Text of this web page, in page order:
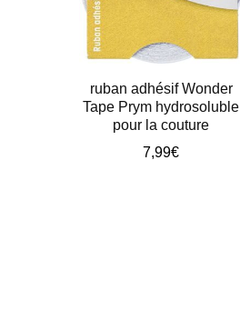
ruban adhésif Wonder
Tape Prym hydrosoluble
pour la couture
7,99€